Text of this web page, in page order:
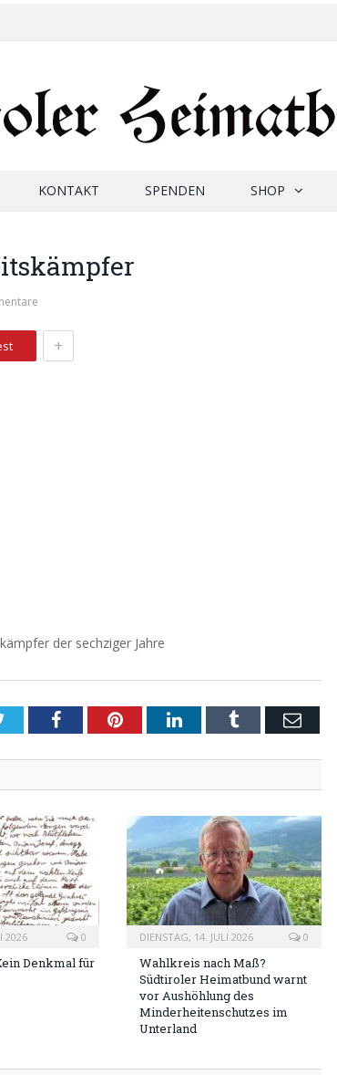
KONTAKT SPENDEN SHOP
+
der sechziger Jahre
TwitterFacebookPinterestLinkedInTumblr Email
2026 0
Denkmal für
DIENSTAG, 14. JULI 2026 0
Wahlkreis nach Maß?
Südtiroler Heimatbund warnt
vor Aushöhlung des
Minderheitenschutzes im
Unterland